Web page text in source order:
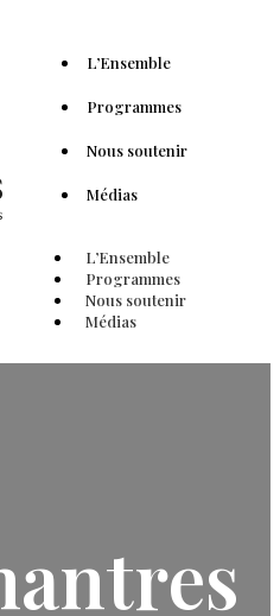
L’Ensemble
Programmes
Nous soutenir
Médias
L’Ensemble
Programmes
Nous soutenir
Médias